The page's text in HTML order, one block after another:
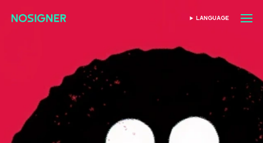
หน้าหลัก เลือกภาษา
LANGUAGE